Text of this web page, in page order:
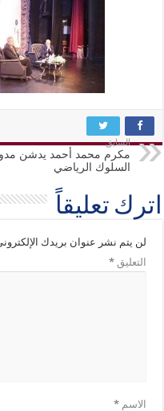
السابق
مكرم محمد أحمد يدشن
السلوك الرياضي
اترك تعليقاً
لن يتم نشر عنوان بريدك
التعليق*
الاسم*